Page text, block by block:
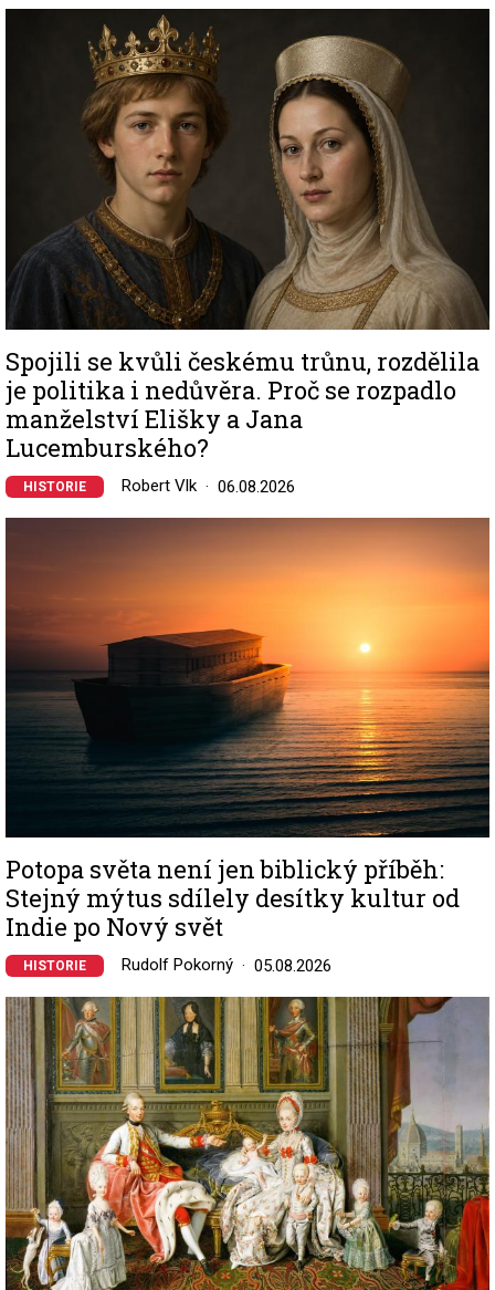
Spojili se kvůli českému trůnu, rozdělila
je politika i nedůvěra. Proč se rozpadlo
manželství Elišky a Jana
Lucemburského?
HISTORIE Robert Vlk 06.08.2026
Potopa světa není jen biblický příběh:
Stejný mýtus sdílely desítky kultur od
Indie po Nový svět
HISTORIE Rudolf Pokorný 05.08.2026
Image